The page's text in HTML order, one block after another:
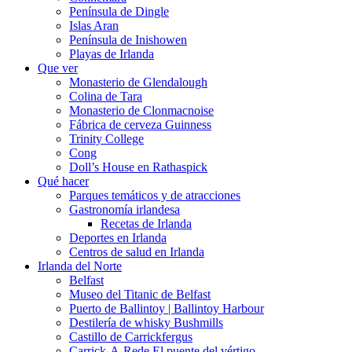
Península de Dingle
Islas Aran
Península de Inishowen
Playas de Irlanda
Que ver
Monasterio de Glendalough
Colina de Tara
Monasterio de Clonmacnoise
Fábrica de cerveza Guinness
Trinity College
Cong
Doll’s House en Rathaspick
Qué hacer
Parques temáticos y de atracciones
Gastronomía irlandesa
Recetas de Irlanda
Deportes en Irlanda
Centros de salud en Irlanda
Irlanda del Norte
Belfast
Museo del Titanic de Belfast
Puerto de Ballintoy | Ballintoy Harbour
Destilería de whisky Bushmills
Castillo de Carrickfergus